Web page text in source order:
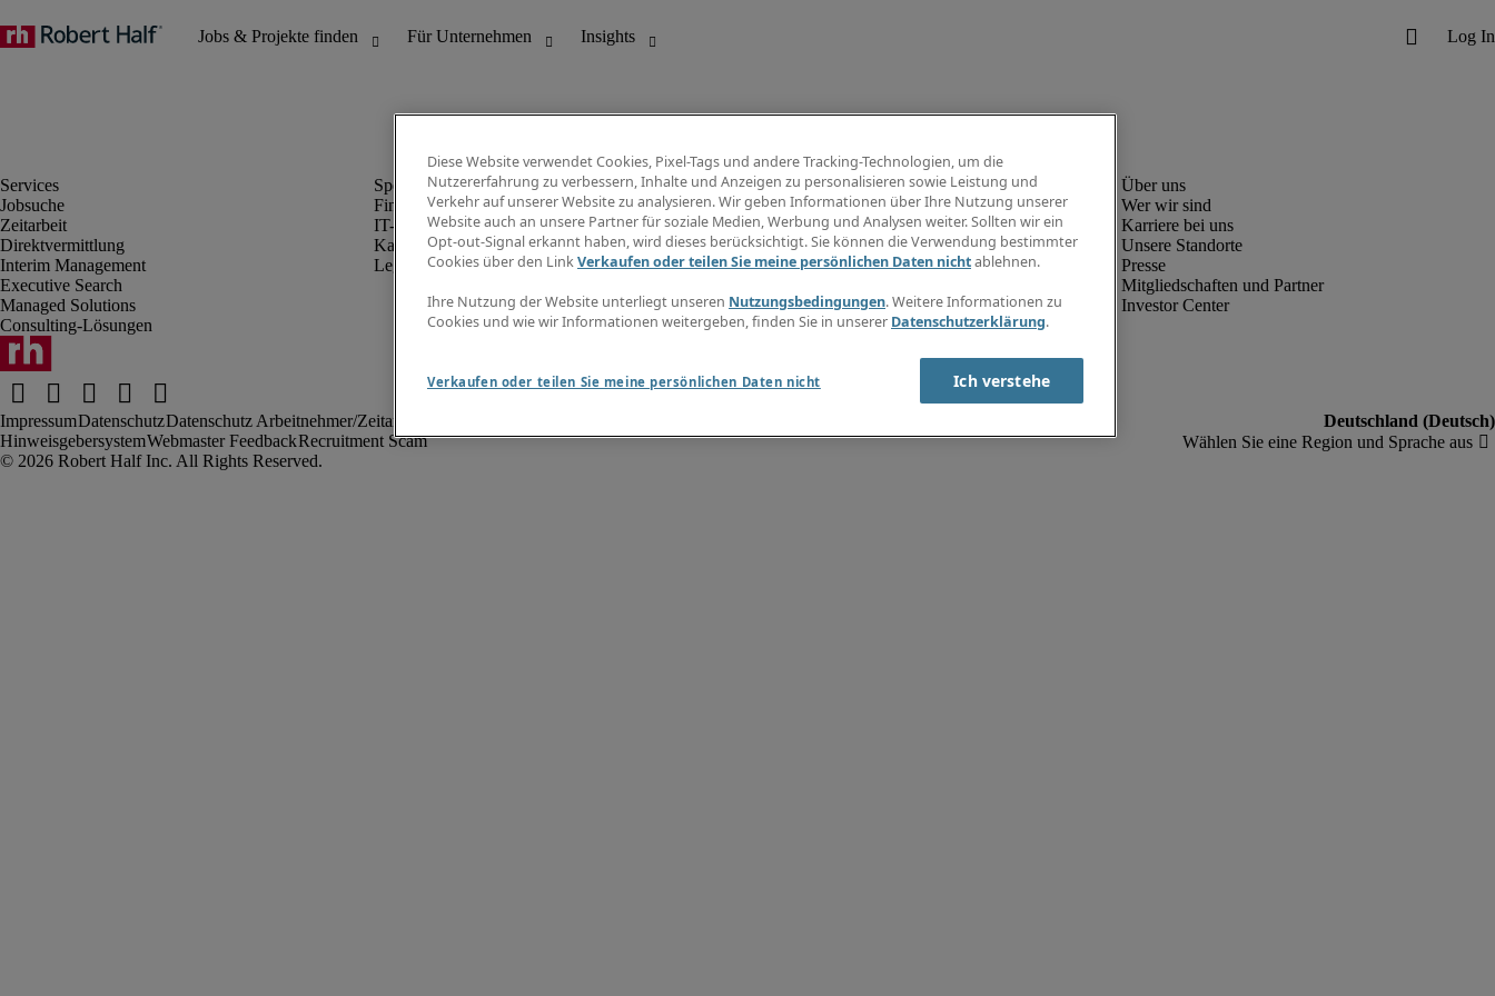
Jobsuche
Zeitarbeit
Direktvermittlung
Interim Management
Executive Search
Managed Solutions
Consulting-Lösungen
Finanz- & Rechnungswesen
IT-Bereich
Kaufmännischer Bereich
Legal
Info Center
Jobübersicht
Gehaltsübersicht
E-Learning
Wer wir sind
Karriere bei uns
Unsere Standorte
Presse
Mitgliedschaften und Partner
Investor Center
ImpressumDatenschutzDatenschutz Arbeitnehmer/Zeitarbeitskräfte
HinweisgebersystemWebmaster FeedbackRecruitment Scam
Diese Website verwendet Cookies, Pixel-Tags und andere Tracking-Technologien, um die
Nutzererfahrung zu verbessern, Inhalte und Anzeigen zu personalisieren sowie Leistung und
Verkehr auf unserer Website zu analysieren. Wir geben Informationen über Ihre Nutzung unserer
Website auch an unsere Partner für soziale Medien, Werbung und Analysen weiter. Sollten wir ein
Opt-out-Signal erkannt haben, wird dieses berücksichtigt. Sie können die Verwendung bestimmter
Cookies über den LinkVerkaufen oder teilen Sie meine persönlichen Daten nichtablehnen.
Ihre Nutzung der Website unterliegt unseren Nutzungsbedingungen. Weitere Informationen zu
Cookies und wie wir Informationen weitergeben, finden Sie in unserer Datenschutzerklärung.
Verkaufen oder teilen Sie meine persönlichen Daten nicht Ich verstehe